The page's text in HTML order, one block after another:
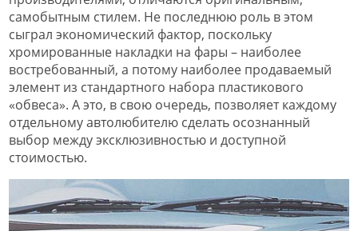
самобытным стилем. Не последнюю роль в этом
сыграл экономический фактор, поскольку
хромированные накладки на фары – наиболее
востребованный, а потому наиболее продаваемый
элемент из стандартного набора пластикового
«обвеса». А это, в свою очередь, позволяет каждому
отдельному автолюбителю сделать осознанный
выбор между эксклюзивностью и доступной
стоимостью.